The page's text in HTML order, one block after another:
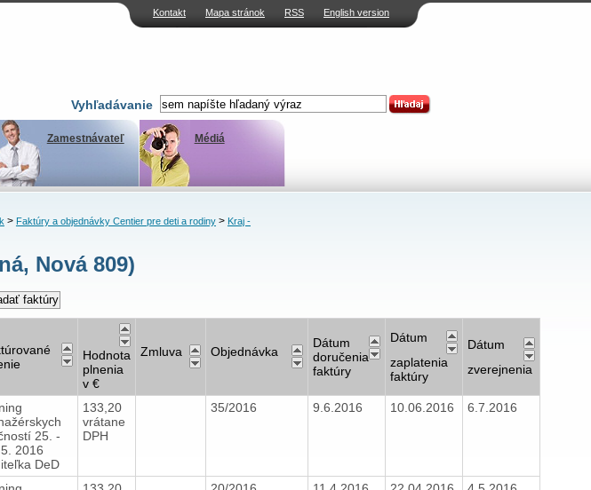
Kontakt Mapa stránok RSS English version
Vyhľadávanie
Zamestnávateľ Médiá
> Faktúry a objednávky Centier pre deti a rodiny> Kraj -
Nová 809)
Hodnota
plnenia
v €
Zmluva Objednávka
Dátum
doručenia
faktúry
Dátum
zaplatenia
faktúry
Dátum
zverejnenia
25. -
2016
DeD
133,20
vrátane
DPH
35/2016 9.6.2016 10.06.2016 6.7.2016